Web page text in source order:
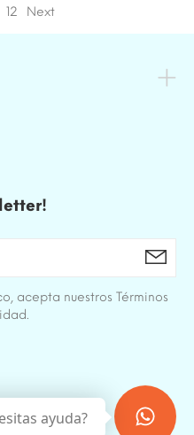
12 Next
acepta nuestros Términos
ayuda?